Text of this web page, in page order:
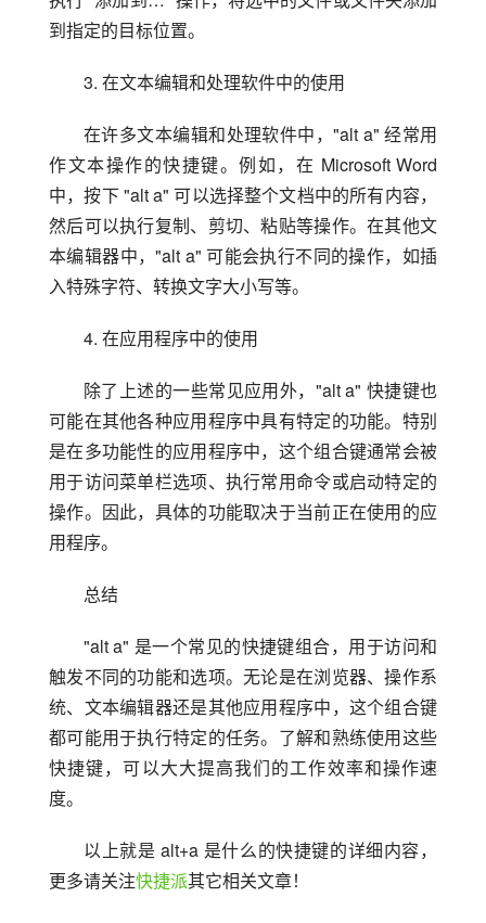
到指定的目标位置。
3. 在文本编辑和处理软件中的使用
在许多文本编辑和处理软件中，"alt a" 经常用
作文本操作的快捷键。例如，在 Microsoft Word
中，按下 "alt a" 可以选择整个文档中的所有内容，
然后可以执行复制、剪切、粘贴等操作。在其他文
本编辑器中，"alt a" 可能会执行不同的操作，如插
入特殊字符、转换文字大小写等。
4. 在应用程序中的使用
除了上述的一些常见应用外，"alt a" 快捷键也
可能在其他各种应用程序中具有特定的功能。特别
是在多功能性的应用程序中，这个组合键通常会被
用于访问菜单栏选项、执行常用命令或启动特定的
操作。因此，具体的功能取决于当前正在使用的应
用程序。
总结
"alt a" 是一个常见的快捷键组合，用于访问和
触发不同的功能和选项。无论是在浏览器、操作系
统、文本编辑器还是其他应用程序中，这个组合键
都可能用于执行特定的任务。了解和熟练使用这些
快捷键，可以大大提高我们的工作效率和操作速
度。
以上就是 alt+a 是什么的快捷键的详细内容，
更多请关注快捷派其它相关文章！